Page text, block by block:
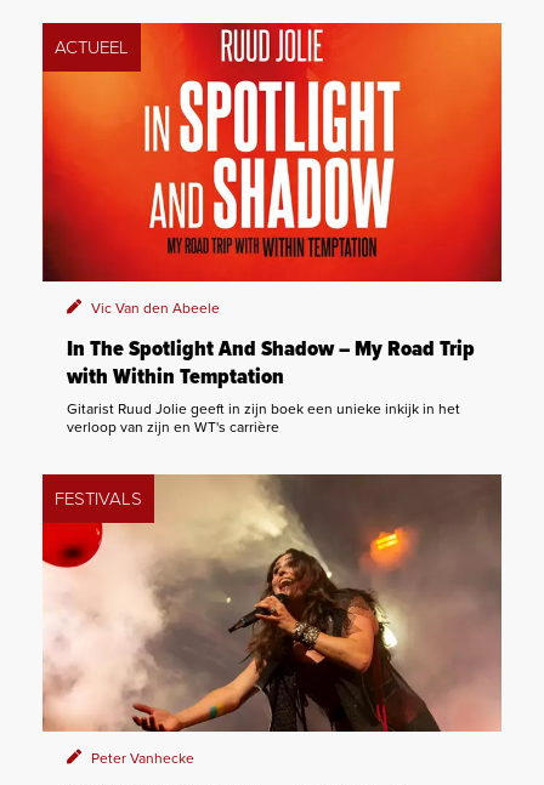
ACTUEEL
Vic Van den Abeele
In The Spotlight And Shadow – My Road Trip
with Within Temptation
Gitarist Ruud Jolie geeft in zijn boek een unieke inkijk in het
verloop van zijn en WT's carrière
FESTIVALS
Peter Vanhecke